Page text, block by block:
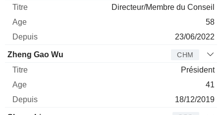
Directeur/Membre du Conseil
58
23/06/2022
Zheng Gao Wu CHM
Président
41
18/12/2019